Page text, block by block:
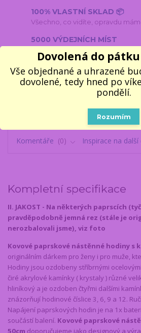
100% VLASTNÍ SKLAD 📦
Všechno, co vidíte, opravdu
5000 VÝDEJNÍCH MÍST
🎁 14 LET NA TRHU
V dárcích se fakt vyznáme
Parametry
Komentáře
0 Inspirace na další
Kompletní specifikace
II. JAKOST - Na některých paprscích
pravděpodobně jemná rez (stále je
nerozbalovali jsme), viz foto
Kovové paprskové nástěnné hodiny s
originálním dárkem pro ženy i pro muže,
Hodiny jsou ozdobeny stříbrnými
čiré akrylové kamínky ( krystaly ) různé
hliníkový a je ozdoben čtyřmi dalšími
znázorňují hodinové číslice 3, 6, 9 a 12.
Napájení paprskových hodin je na 1x
součástí balení. Kovové paprskové
50cm doporučujeme jako designový a
Dovolená do pátku
Vše objednané a uhrazené
dovolené, tedy hned po
pondělí.
Rozumím